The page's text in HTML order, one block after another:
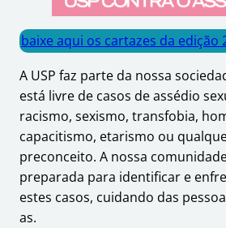
baixe aqui os cartazes da edição
A USP faz parte da nossa
está livre de casos de assédio
racismo, sexismo, transfobia,
capacitismo, etarismo ou
preconceito. A nossa
preparada para identificar e
estes casos, cuidando das
as.